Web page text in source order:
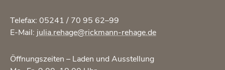
Te­le­fax: 05241 / 70 95 62–99
E-Mail: julia.​rehage@​rickmann-​rehage.​de
Öff­nungs­zei­ten – Laden und Aus­stel­lung